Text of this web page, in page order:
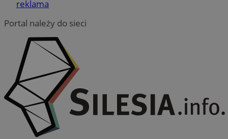
reklama
Portal należy do sieciFunkcjonalność
Niezbędne pliki cookie umożliwiają korzystanie z
podstawowych funkcji strony internetowej, takich jak
logowanie użytkownika i zarządzanie kontem. Bez
niezbędnych plików cookie nie można prawidłowo
korzystać ze strony internetowej.
Nazwa
Provider
Domena
przechowywania
QeSessID
swiony.pl 1 rok